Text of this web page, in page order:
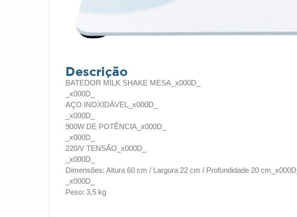
Descrição
BATEDOR MILK SHAKE MESA_x000D_
_x000D_
AÇO INOXIDÁVEL_x000D_
_x000D_
900W DE POTÊNCIA_x000D_
_x000D_
220/V TENSÃO_x000D_
_x000D_
Dimensões: Altura 60 cm / Largura 22 cm / Profundidade 20 cm_x000D_
_x000D_
Peso: 3,5 kg